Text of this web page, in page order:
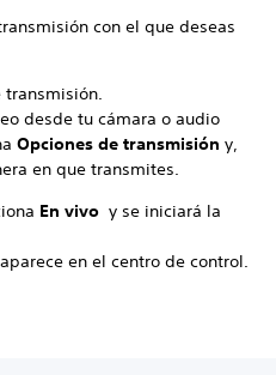
con el que deseas
transmisión.
desde tu cámara o audio
Opciones de transmisión y,
en que transmites.
En vivo y se iniciará la
en el centro de control.